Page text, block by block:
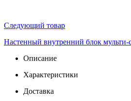
Следующий товар
Настенный внутренний блок мульти-
Описание
Характеристики
Доставка